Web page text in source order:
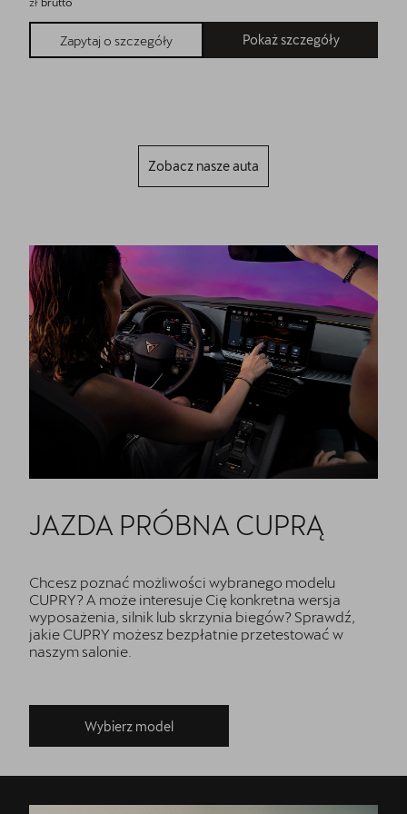
Zapytaj o szczegóły Pokaż szczegóły
Zobacz nasze auta
JAZDA PRÓBNA CUPRĄ
Chcesz poznać możliwości wybranego modelu
CUPRY? A może interesuje Cię konkretna wersja
wyposażenia, silnik lub skrzynia biegów? Sprawdź,
jakie CUPRY możesz bezpłatnie przetestować w
naszym salonie.
Wybierz model